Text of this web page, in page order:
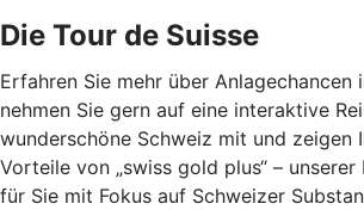
Die Tour de Suisse
Erfahren Sie mehr über Anlagechancen
nehmen Sie gern auf eine interaktive
wunderschöne Schweiz mit und zeigen
Vorteile von „swiss gold plus“ –
für Sie mit Fokus auf Schweizer